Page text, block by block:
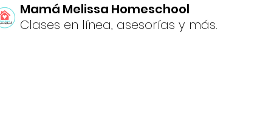
Mamá Melissa Homeschool
Clases en línea, asesorías y más.